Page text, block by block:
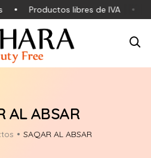
Productos libres de IVA
AL ABSAR
SAQAR AL ABSAR